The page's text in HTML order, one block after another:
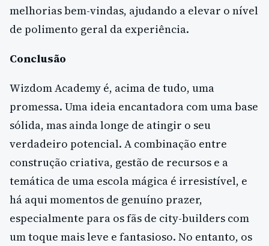
melhorias bem-vindas, ajudando a elevar o nível
de polimento geral da experiência.
Conclusão
Wizdom Academy é, acima de tudo, uma
promessa. Uma ideia encantadora com uma base
sólida, mas ainda longe de atingir o seu
verdadeiro potencial. A combinação entre
construção criativa, gestão de recursos e a
temática de uma escola mágica é irresistível, e
há aqui momentos de genuíno prazer,
especialmente para os fãs de city-builders com
um toque mais leve e fantasioso. No entanto, os